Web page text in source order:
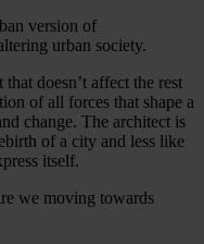
version of
urban society.
doesn’t affect the rest
of all forces that shape a
change. The architect is
of a city and less like
itself.
we moving towards